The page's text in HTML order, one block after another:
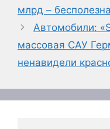
млрд –
Автомобили:
массовая САУ
ненавидели